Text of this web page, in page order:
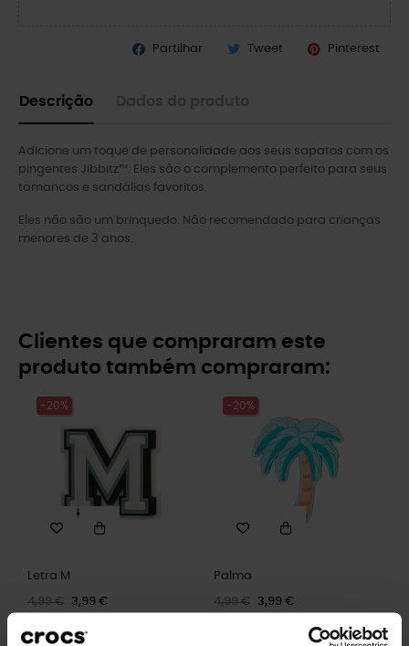
Partilhar Tweet Pinterest
Descrição
Adicione um toque de personalidade aos seus sapatos com os
pingentes Jibbitz™. Eles são o complemento perfeito para seus
tamancos e sandálias favoritos.
Eles não são um brinquedo. Não recomendado para crianças
menores de 3 anos.
Clientes que compraram este
produto também compraram:
-20%
Letra M
4,99 € 3,99 €
-20%
Palma
4,99 € 3,99 €